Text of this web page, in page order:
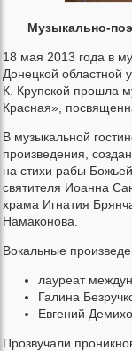
Музыкально-
18 мая 2013 года в
Донецкой областной
К. Крупской прошла
Красная»,
В музыкальной
произведения,
на стихи рабы
святителя Иоанна
храма Игнатия
Намаконова.
Вокальные
лауреат
Галина
Евгений
Прозвучали